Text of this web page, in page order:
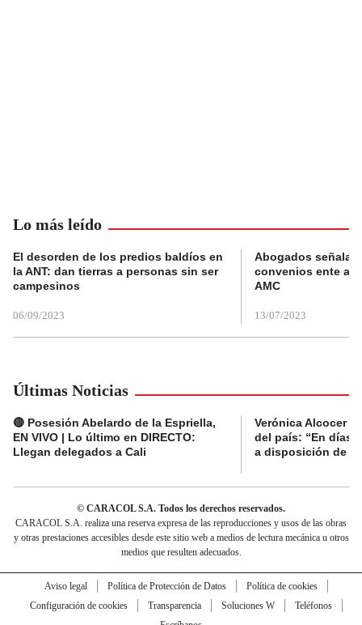
Lo más leído
El desorden de los predios baldíos en
la ANT: dan tierras a personas sin ser
campesinos
06/09/2023
Abogados
convenios ente
AMC
13/07/2023
Últimas Noticias
🔴 Posesión Abelardo de la Espriella,
EN VIVO | Lo último en DIRECTO:
Llegan delegados a Cali
Verónica Alcocer
del país: “En días
a disposición de
© CARACOL S.A. Todos los derechos reservados.
CARACOL S.A. realiza una reserva expresa de las reproducciones y usos de las obras
y otras prestaciones accesibles desde este sitio web a medios de lectura mecánica u otros
medios que resulten adecuados.
Aviso legal Política de Protección de Datos
Política de cookies
Configuración de cookies
Transparencia Soluciones W
Teléfonos